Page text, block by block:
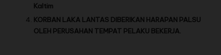
Kaltim
KORBAN LAKA LANTAS DIBERIKAN HARAPAN PALSU
OLEH PERUSAHAN TEMPAT PELAKU BEKERJA.